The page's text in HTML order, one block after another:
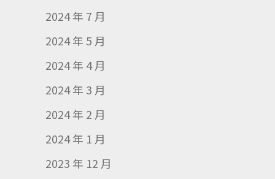
2024 年 7 月
2024 年 5 月
2024 年 4 月
2024 年 3 月
2024 年 2 月
2024 年 1 月
2023 年 12 月